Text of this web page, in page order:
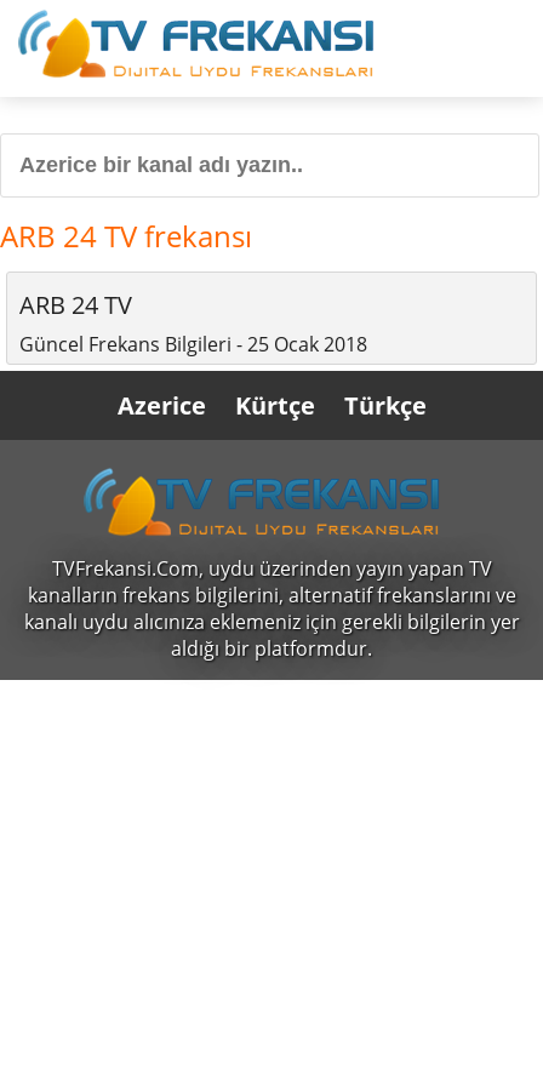
ARB 24 TV frekansı
ARB 24 TV
Güncel Frekans Bilgileri - 25 Ocak 2018
Azerice Kürtçe Türkçe
TVFrekansi.Com,uydu üzerinden yayın yapan TV
kanalların frekans bilgilerini, alternatif frekanslarını ve
kanalı uydu alıcınıza eklemeniz için gerekli bilgilerin yer
aldığı bir platformdur.